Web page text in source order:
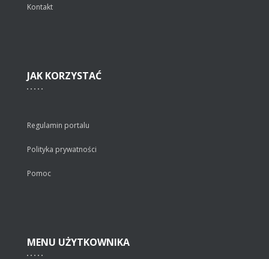
Kontakt
JAK KORZYSTAĆ
Regulamin portalu
Polityka prywatności
Pomoc
MENU UŻYTKOWNIKA